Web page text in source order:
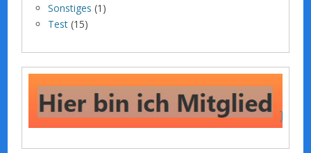
Sonstiges (1)
Test (15)